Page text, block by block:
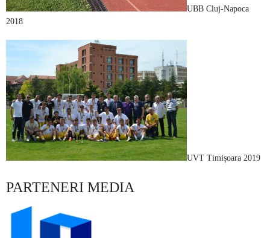
UBB Cluj-Napoca
2018
UVT Timișoara 2019
PARTENERI MEDIA